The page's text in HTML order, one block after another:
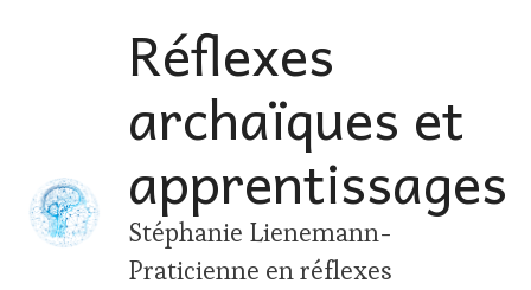
Réflexes
archaïques et
apprentissages
Stéphanie Lienemann-
Praticienne en réflexes